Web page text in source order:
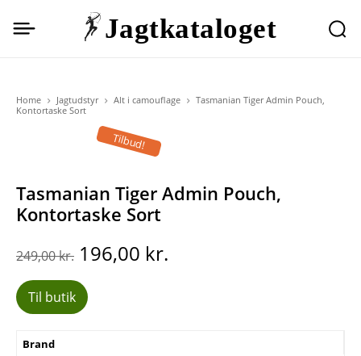
Jagtkataloget
Home Jagtudstyr Alt i camouflage
Tasmanian Tiger Admin Pouch,
Kontortaske Sort
Tilbud!
Tasmanian Tiger Admin Pouch,
Kontortaske Sort
249,00kr. Den
oprindelige
pris
var:
249,00 kr..
196,00 kr.
Til butik
Brand